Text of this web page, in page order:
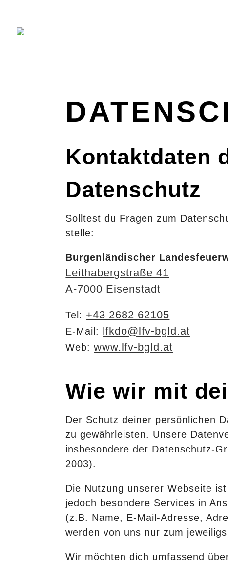
Gastgeber
Wettbewerb
Aktuelles
Kontaktdaten
Datenschutz
Solltest du Fragen zum
stelle:
Burgenländischer
Leithabergstraße 41
A-7000 Eisenstadt
Tel: +43 2682 62105
E-Mail: lfkdo@lfv-bgld.at
Web:www.lfv-bgld.at
Wie wir mit
Der Schutz deiner persönlichen
zu gewährleisten. Unsere
insbesondere der Datenschutz-
2003).
Die Nutzung unserer Webseite
jedoch besondere Services in
(z.B. Name, E-Mail-Adresse,
werden von uns nur zum
Wir möchten dich umfassend